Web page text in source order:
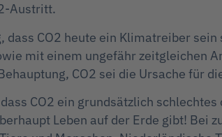
Austritt.
dass CO2 heute ein Klimatreiber
mit einem ungefähr zeitgleichen
CO2 sei die Ursache für
CO2 ein grundsätzlich
Leben auf der Erde gibt! Bei